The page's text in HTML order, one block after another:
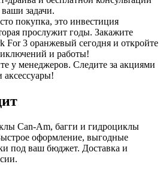
задачи.
покупка, это инвестиция
прослужит годы. Закажите
For 3 оранжевый сегодня и откройте
и работы!
у менеджеров. Следите за акциями
аксессуары!
Can-Am, багги и гидроциклы
оформление, выгодные
под ваш бюджет. Доставка и